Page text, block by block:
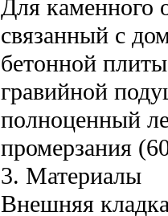
Для каменного
связанный с
бетонной
гравийной
полноценный
промерзания
3. Материалы
Внешняя